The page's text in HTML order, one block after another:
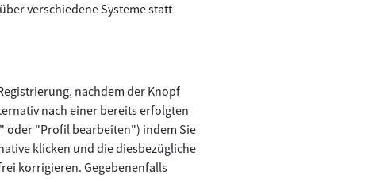
verschiedene Systeme statt
nachdem der Knopf
nach einer bereits erfolgten
oder "Profil bearbeiten") indem Sie
klicken und die diesbezügliche
korrigieren. Gegebenenfalls